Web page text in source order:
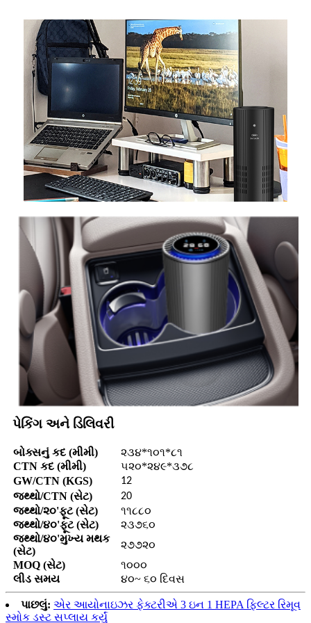
પેકિંગ અને ડિલિવરી
બોક્સનું કદ (મીમી)
૨૩૪*૧૦૧*૮૧
CTN કદ (મીમી)
૫૨૦*૨૪૯*૩૭૮
GW/CTN (KGS)
12
જથ્થો/CTN (સેટ) 20
જથ્થો/૨૦'ફૂટ (સેટ)
૧૧૮૮૦
જથ્થો/૪૦'ફૂટ (સેટ)
૨૩૭૬૦
જથ્થો/૪૦'મુખ્ય મથક
(સેટ)
૨૭૭૨૦
MOQ (સેટ)
૧૦૦૦
લીડ સમય
૪૦~ ૬૦ દિવસ
પાછલું: એર આયોનાઇઝર ફેક્ટરીએ 3 ઇન 1 HEPA ફિલ્ટર રિમૂવ
સ્મોક ડસ્ટ સપ્લાય કર્યું